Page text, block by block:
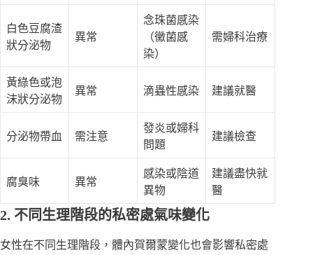
白色豆腐渣
狀分泌物
異常
念珠菌感染
（黴菌感
染）
需婦科治療
黃綠色或泡
沫狀分泌物
異常 滴蟲性感染 建議就醫
分泌物帶血 需注意
發炎或婦科
問題
建議檢查
腐臭味 異常
感染或陰道
異物
建議盡快就
醫
2. 不同生理階段的私密處氣味變化
女性在不同生理階段，體內賀爾蒙變化也會影響私密處